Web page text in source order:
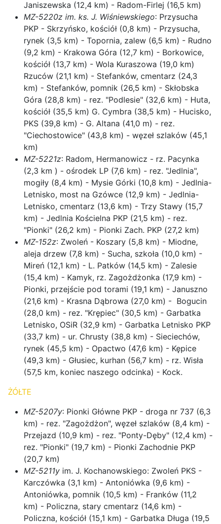
Janiszewska (12,4 km) - Radom-Firlej (16,5 km)
MZ-5220z im. ks. J. Wiśniewskiego: Przysucha
PKP - Skrzyńsko, kościół (0,8 km) - Przysucha,
rynek (3,5 km) - Topornia, zalew (6,5 km) - Rudno
(9,2 km) - Krakowa Góra (12,7 km) - Borkowice,
kościół (13,7 km) - Wola Kuraszowa (19,0 km)
Rzuców (21,1 km) - Stefanków, cmentarz (24,3
km) - Stefanków, pomnik (26,5 km) - Skłobska
Góra (28,8 km) - rez. "Podlesie" (32,6 km) - Huta,
kościół (35,5 km) G. Cymbra (38,5 km) - Hucisko,
PKS (39,8 km) - G. Altana (41,0 m) - rez.
"Ciechostowice" (43,8 km) - węzeł szlaków (45,1
km)
MZ-5221z: Radom, Hermanowicz - rz. Pacynka
(2,3 km ) - ośrodek LP (7,6 km) - rez. "Jedlnia",
mogiły (8,4 km) - Mysie Górki (10,8 km) - Jedlnia-
Letnisko, most na Gzówce (12,9 km) - Jedlnia-
Letnisko, cmentarz (13,6 km) - Trzy Stawy (15,7
km) - Jedlnia Kościelna PKP (21,5 km) - rez.
"Pionki" (26,2 km) - Pionki Zach. PKP (27,2 km)
MZ-152z: Zwoleń - Koszary (5,8 km) - Miodne,
aleja drzew (7,8 km) - Sucha, szkoła (10,0 km) -
Mireń (12,1 km) - L. Patków (14,5 km) - Zalesie
(15,4 km) - Kamyk, rz. Zagożdżonka (17,9 km) -
Pionki, przejście pod torami (19,1 km) - Januszno
(21,6 km) - Krasna Dąbrowa (27,0 km) - Bogucin
(28,0 km) - rez. "Krępiec" (30,5 km) - Garbatka
Letnisko, OSiR (32,9 km) - Garbatka Letnisko PKP
(33,7 km) - ur. Chrusty (38,8 km) - Sieciechów,
rynek (45,5 km) - Opactwo (47,6 km) - Kępice
(49,3 km) - Głusiec, kurhan (56,7 km) - rz. Wisła
(57,5 km, koniec naszego odcinka) - Kock.
ŻÓŁTE
MZ-5207y: Pionki Główne PKP - droga nr 737 (6,3
km) - rez. "Zagożdżon", węzeł szlaków (8,4 km) -
Przejazd (10,9 km) - rez. "Ponty-Dęby" (12,4 km) -
rez. "Pionki" (19,7 km) - Pionki Zachodnie PKP
(20,7 km)
MZ-5211y im. J. Kochanowskiego: Zwoleń PKS -
Karczówka (3,1 km) - Antoniówka (9,6 km) -
Antoniówka, pomnik (10,5 km) - Franków (11,2
km) - Policzna, stary cmentarz (14,6 km) -
Policzna, kościół (15,1 km) - Garbatka Długa (19,5